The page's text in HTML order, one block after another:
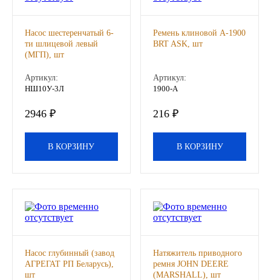
РОСНЕФТЬ
MOZER
Подшипники
ЕПК
Другие бренды подшипников
Насос шестеренчатый 6-
ти шлицевой левый
(МГП), шт
Артикул:
НШ10У-3Л
2946 ₽
В КОРЗИНУ
Ремень клиновой А-1900
BRT ASK, шт
Артикул:
1900-А
216 ₽
В КОРЗИНУ
Насос глубинный (завод
АГРЕГАТ РП Беларусь),
шт
Натяжитель приводного
ремня JOHN DEERE
(MARSHALL), шт